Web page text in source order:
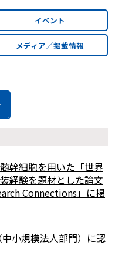
イベント
メディア／掲載情報
幹細胞を用いた「世界
経験を題材とした論文
Connections」に掲
小規模法人部門）に認